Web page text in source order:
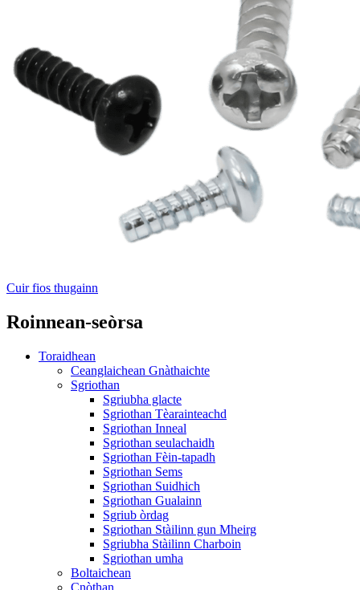
Cuir fios thugainn
Roinnean-seòrsa
Toraidhean
Ceanglaichean Gnàthaichte
Sgriothan
Sgriubha glacte
Sgriothan Tèarainteachd
Sgriothan Inneal
Sgriothan seulachaidh
Sgriothan Fèin-tapadh
Sgriothan Sems
Sgriothan Suidhich
Sgriothan Gualainn
Sgriub òrdag
Sgriothan Stàilinn gun Mheirg
Sgriubha Stàilinn Charboin
Sgriothan umha
Boltaichean